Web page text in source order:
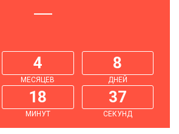
4
МЕСЯЦЕВ
8
ДНЕЙ
18
МИНУТ
38
СЕКУНД